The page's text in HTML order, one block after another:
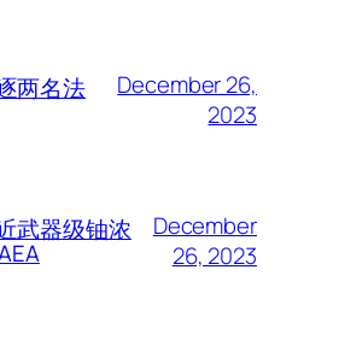
两名法
December 26,
2023
武器级铀浓
December
26, 2023